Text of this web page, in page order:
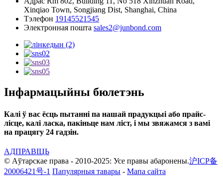
Xinqiao Town, Songjiang Dist, Shanghai, China
Тэлефон 19145521545
Электронная пошта sales2@junbond.com
Інфармацыйны бюлетэнь
Калі ў вас ёсць пытанні па нашай прадукцыі або прайс-
лісце, калі ласка, пакіньце нам ліст, і мы звяжамся з вамі
на працягу 24 гадзін.
АДПРАВІЦЬ
© Аўтарскае права - 2010-2025: Усе правы абаронены.沪ICP备
20006421号-1 Папулярныя тавары - Мапа сайта